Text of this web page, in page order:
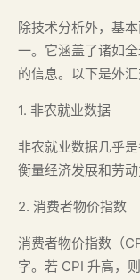
除技术分析外，基
一。它涵盖了诸如
的信息。以下是外
1. 非农就业数据
非农就业数据几乎
衡量经济发展和劳动
2. 消费者物价指数
消费者物价指数（
字。若 CPI 升高，